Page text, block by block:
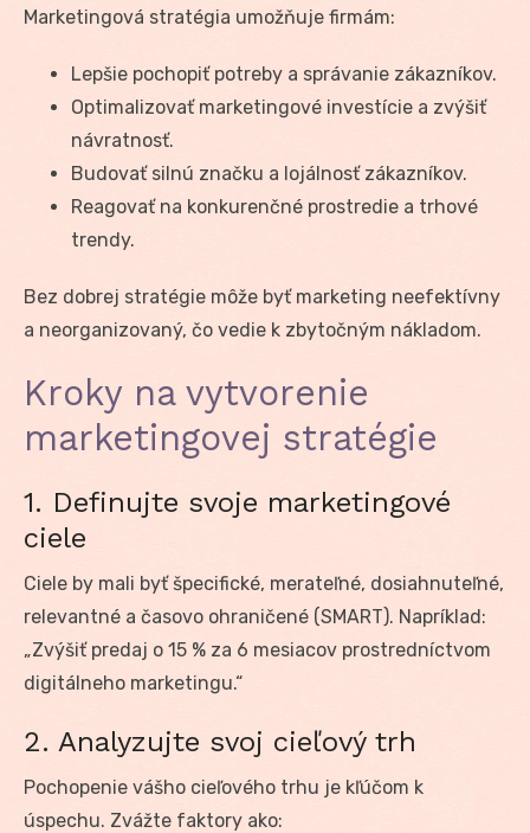
Marketingová stratégia umožňuje firmám:
Lepšie pochopiť potreby a správanie zákazníkov.
Optimalizovať marketingové investície a zvýšiť
návratnosť.
Budovať silnú značku a lojálnosť zákazníkov.
Reagovať na konkurenčné prostredie a trhové
trendy.
Bez dobrej stratégie môže byť marketing neefektívny
a neorganizovaný, čo vedie k zbytočným nákladom.
Kroky na vytvorenie
marketingovej stratégie
1. Definujte svoje marketingové
ciele
Ciele by mali byť špecifické, merateľné, dosiahnuteľné,
relevantné a časovo ohraničené (SMART). Napríklad:
„Zvýšiť predaj o 15 % za 6 mesiacov prostredníctvom
digitálneho marketingu.“
2. Analyzujte svoj cieľový trh
Pochopenie vášho cieľového trhu je kľúčom k
úspechu. Zvážte faktory ako: